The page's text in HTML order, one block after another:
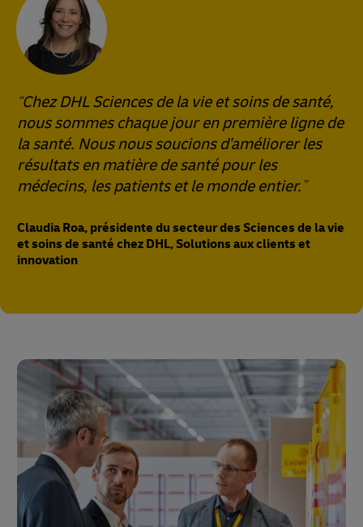
Chez DHL Sciences de la vie et soins de santé,
nous sommes chaque jour en première ligne de
la santé. Nous nous soucions d'améliorer les
résultats en matière de santé pour les
médecins, les patients et le monde entier.
Claudia Roa, présidente du secteur des Sciences de la vie
et soins de santé chez DHL, Solutions aux clients et
innovation